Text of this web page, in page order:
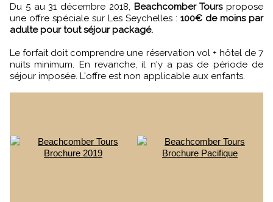
Du 5 au 31 décembre 2018, Beachcomber Tourspropose
une offre spéciale sur Les Seychelles : 100€ de moins par
adulte pour tout séjour packagé.
Le forfait doit comprendre une réservation vol + hôtel de 7
nuits minimum. En revanche, il n'y a pas de période de
séjour imposée. L'offre est non applicable aux enfants.